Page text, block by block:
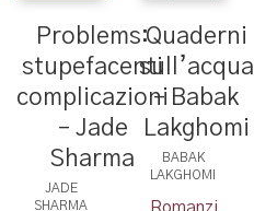
Problems:
stupefacenti
complicazioni
– Jade
Sharma
JADE
SHARMA
Quaderni
sull’acqua
– Babak
Lakghomi
BABAK
LAKGHOMI